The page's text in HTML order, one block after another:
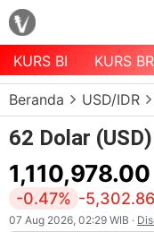
Menu
Halaman
Depan
Daftar
Mata
Uang
KURS BI KURS
Beranda USD/IDR
62 Dolar
1,110,978.00
-0.47% -5,302.86
07 Aug 2026, 02:29 WIB ·